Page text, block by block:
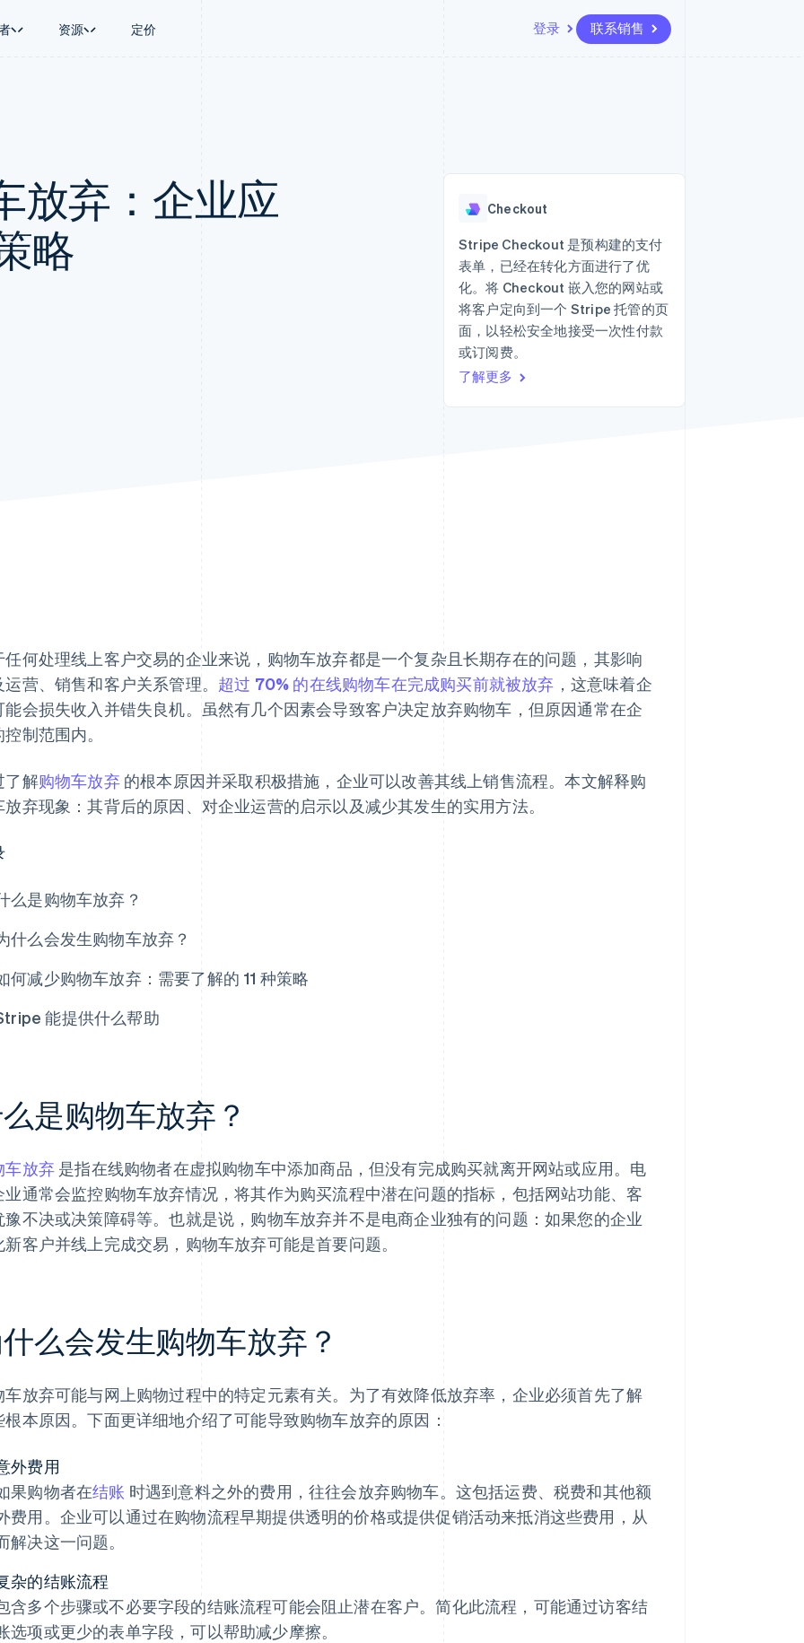
资源 定价 登录 联系销售
钱包、稳定币发行和发卡基础设
施
Radar
初创企业注册
Climate
碳移除
酒店、旅游与休闲
保险
媒体与娱乐
管理订阅
提供按用量计费
发行稳定币支持的支付卡
通过智能体配置和管理服务
API 状态
资讯中心
Stripe Press
放弃：企业应
略
Checkout
Stripe Checkout 是预构建的支付
表单，已经在转化方面进行了优
化。将 Checkout 嵌入您的网站或
将客户定向到一个 Stripe 托管的页
面，以轻松安全地接受一次性付款
或订阅费。
了解更多
任何处理线上客户交易的企业来说，购物车放弃都是一个复杂且长期存在的问题，其影响
运营、销售和客户关系管理。 超过 70% 的在线购物车在完成购买前就被放弃 ，这意味着企
能会损失收入并错失良机。虽然有几个因素会导致客户决定放弃购物车，但原因通常在企
制范围内。
了解购物车放弃的根本原因并采取积极措施，企业可以改善其线上销售流程。本文解释购
放弃现象：其背后的原因、对企业运营的启示以及减少其发生的实用方法。
么是购物车放弃？
什么会发生购物车放弃？
何减少购物车放弃：需要了解的 11 种策略
能提供什么帮助
是购物车放弃？
车放弃 是指在线购物者在虚拟购物车中添加商品，但没有完成购买就离开网站或应用。电
业通常会监控购物车放弃情况，将其作为购买流程中潜在问题的指标，包括网站功能、客
豫不决或决策障碍等。也就是说，购物车放弃并不是电商企业独有的问题：如果您的企业
新客户并线上完成交易，购物车放弃可能是首要问题。
么会发生购物车放弃？
车放弃可能与网上购物过程中的特定元素有关。为了有效降低放弃率，企业必须首先了解
根本原因。下面更详细地介绍了可能导致购物车放弃的原因：
外费用
果购物者在结账 时遇到意料之外的费用，往往会放弃购物车。这包括运费、税费和其他额
费用。企业可以通过在购物流程早期提供透明的价格或提供促销活动来抵消这些费用，从
解决这一问题。
杂的结账流程
含多个步骤或不必要字段的结账流程可能会阻止潜在客户。简化此流程，可能通过访客结
选项或更少的表单字段，可以帮助减少摩擦。